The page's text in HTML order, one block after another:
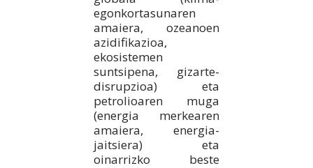
egonkortasunaren
amaiera, ozeanoen
azidifikazioa,
ekosistemen
suntsipena, gizarte-
disrupzioa) eta
petrolioaren muga
(energia merkearen
amaiera, energia-
jaitsiera) eta
oinarrizko beste